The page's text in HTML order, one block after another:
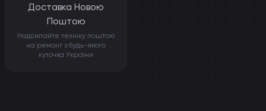
Доставка Новою
Поштою
Надсилайте техніку поштою
на ремонт з будь-якого
куточка України